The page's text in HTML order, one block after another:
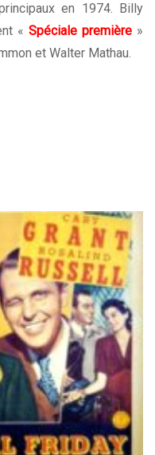
en 1974. Billy
« Spéciale première »
et Walter Mathau.